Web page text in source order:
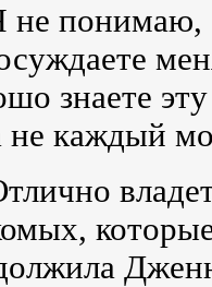
понимаю,
знаете
не каждый